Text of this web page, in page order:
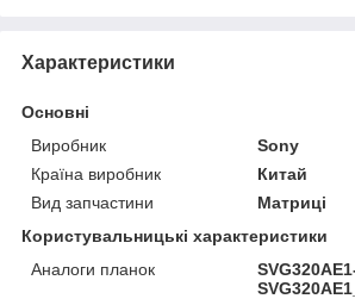
Характеристики
Основні
Виробник
Sony
Країна виробник
Китай
Вид запчастини
Матриці
Користувальницькі характеристики
Аналоги планок